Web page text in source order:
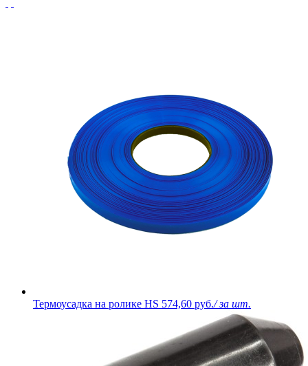
Термоусадка на ролике HS 574,60 руб./ за шт.